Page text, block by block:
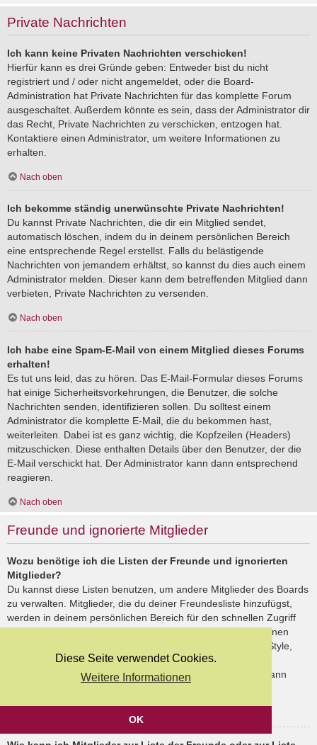
Diese Seite verwendet Cookies.
Weitere Informationen
OK
Private Nachrichten
Ich kann keine Privaten Nachrichten verschicken!
Hierfür kann es drei Gründe geben: Entweder bist du nicht
registriert und / oder nicht angemeldet, oder die Board-
Administration hat Private Nachrichten für das komplette Forum
ausgeschaltet. Außerdem könnte es sein, dass der Administrator dir
das Recht, Private Nachrichten zu verschicken, entzogen hat.
Kontaktiere einen Administrator, um weitere Informationen zu
erhalten.
Nach oben
Ich bekomme ständig unerwünschte Private Nachrichten!
Du kannst Private Nachrichten, die dir ein Mitglied sendet,
automatisch löschen, indem du in deinem persönlichen Bereich
eine entsprechende Regel erstellst. Falls du belästigende
Nachrichten von jemandem erhältst, so kannst du dies auch einem
Administrator melden. Dieser kann dem betreffenden Mitglied dann
verbieten, Private Nachrichten zu versenden.
Nach oben
Ich habe eine Spam-E-Mail von einem Mitglied dieses Forums
erhalten!
Es tut uns leid, das zu hören. Das E-Mail-Formular dieses Forums
hat einige Sicherheitsvorkehrungen, die Benutzer, die solche
Nachrichten senden, identifizieren sollen. Du solltest einem
Administrator die komplette E-Mail, die du bekommen hast,
weiterleiten. Dabei ist es ganz wichtig, die Kopfzeilen (Headers)
mitzuschicken. Diese enthalten Details über den Benutzer, der die
E-Mail verschickt hat. Der Administrator kann dann entsprechend
reagieren.
Nach oben
Freunde und ignorierte Mitglieder
Wozu benötige ich die Listen der Freunde und ignorierten
Mitglieder?
Du kannst diese Listen benutzen, um andere Mitglieder des Boards
zu verwalten. Mitglieder, die du deiner Freundesliste hinzufügst,
werden in deinem persönlichen Bereich für den schnellen Zugriff
aufgelistet. Du siehst dort deren Onlinestatus und kannst ihnen
schnell eine Private Nachricht senden. Abhängig von dem Style,
den du verwendest, können Beiträge deiner Freunde auch
hervorgehoben sein. Wenn du einen Benutzer ignorierst, dann